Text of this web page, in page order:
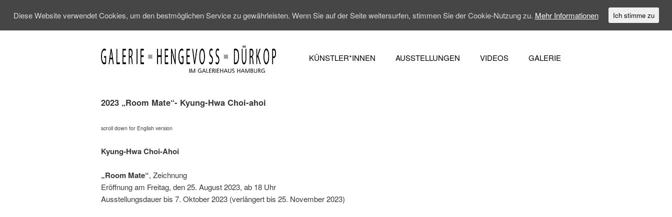
KÜNSTLER*INNEN AUSSTELLUNGEN VIDEOS GALERIE
2023 „Room Mate“- Kyung-Hwa Choi-ahoi
scroll down for English version
Kyung-Hwa Choi-Ahoi
„Room Mate“, Zeichnung
Eröffnung am Freitag, den 25. August 2023, ab 18 Uhr
Ausstellungsdauer bis 7. Oktober 2023 (verlängert bis 25. November 2023)
Diese Website verwendet Cookies, um den bestmöglichen Service zu gewährleisten. Wenn Sie auf der Seite weitersurfen, stimmen Sie der Cookie-Nutzung zu. Mehr Informationen Ich stimme zu